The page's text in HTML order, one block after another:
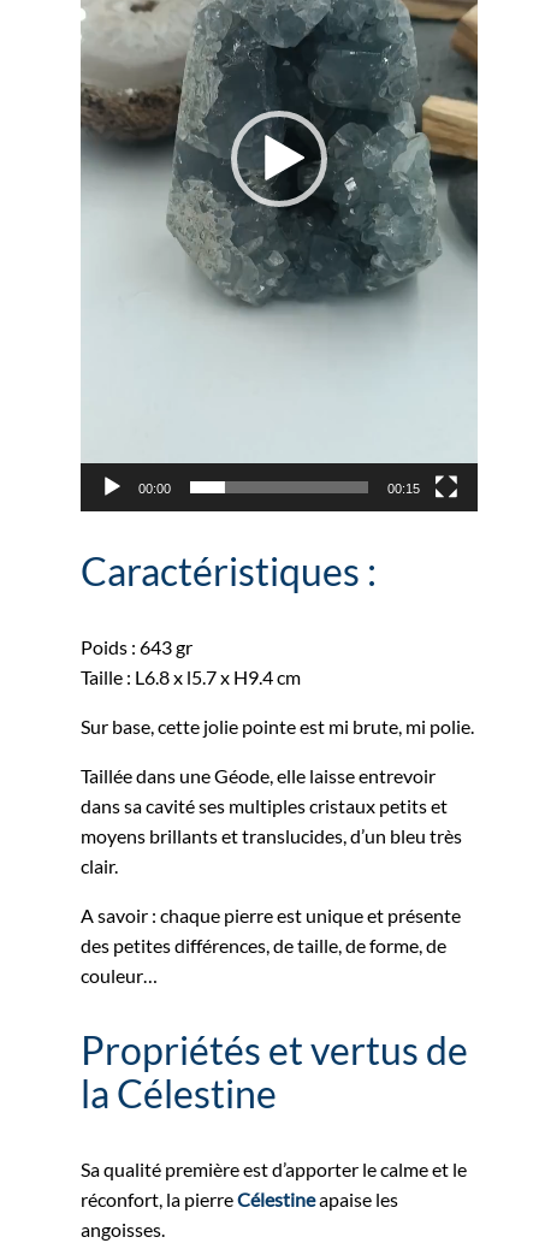
00:00 00:15
Caractéristiques :
Poids : 643 gr
Taille : L6.8 x l5.7 x H9.4 cm
Sur base, cette jolie pointe est mi brute, mi polie.
Taillée dans une Géode, elle laisse entrevoir
dans sa cavité ses multiples cristaux petits et
moyens brillants et translucides, d’un bleu très
clair.
A savoir : chaque pierre est unique et présente
des petites différences, de taille, de forme, de
couleur…
Propriétés et vertus de
la Célestine
Sa qualité première est d’apporter le calme et le
réconfort, la pierreCélestineapaise les
angoisses.